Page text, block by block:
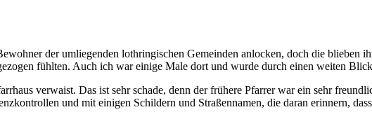
der umliegenden lothringischen Gemeinden anlocken, doch die blieben
fühlten. Auch ich war einige Male dort und wurde durch einen weiten
verwaist. Das ist sehr schade, denn der frühere Pfarrer war ein sehr
und mit einigen Schildern und Straßennamen, die daran erinnern,